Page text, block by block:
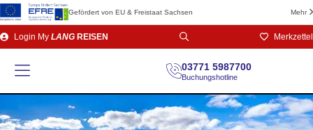
Gefördert von EU & Freistaat Sachsen Mehr
Direkt
zum
Login My LANG REISEN Merkzettel
03771 5987700
Buchungshotline